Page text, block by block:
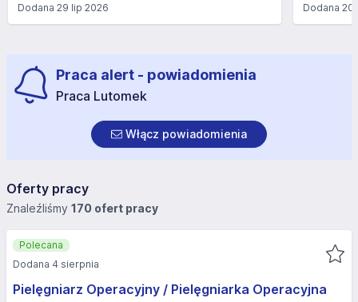
Dodana 29 lip 2026 Dodana20
Praca alert - powiadomienia
Praca Lutomek
Włącz powiadomienia
Oferty pracy
Znaleźliśmy 170 ofert pracy
Pielęgniarz Operacyjny / Pielęgniarka Operacyjna
Polecana
Dodana 4 sierpnia